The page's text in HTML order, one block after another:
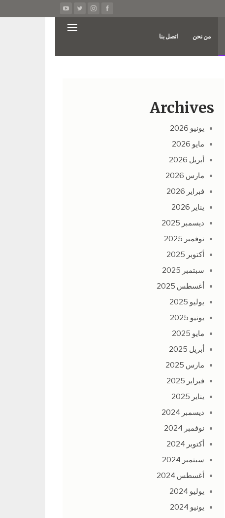
من نحن اتصل بنا
Archives
يونيو 2026
مايو 2026
أبريل 2026
مارس 2026
فبراير 2026
يناير 2026
ديسمبر 2025
نوفمبر 2025
أكتوبر 2025
سبتمبر 2025
أغسطس 2025
يوليو 2025
يونيو 2025
مايو 2025
أبريل 2025
مارس 2025
فبراير 2025
يناير 2025
ديسمبر 2024
نوفمبر 2024
أكتوبر 2024
سبتمبر 2024
أغسطس 2024
يوليو 2024
يونيو 2024